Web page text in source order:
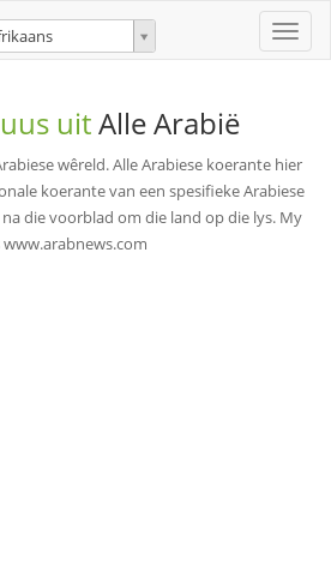
Toggle
uitAlle Arabië
wêreld. Alle Arabiese koerante hier
koerante van een spesifieke Arabiese
die voorblad om die land op die lys. My